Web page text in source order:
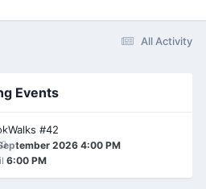
All Activity
Events
0
#42
2026 4:00 PM
6:00 PM